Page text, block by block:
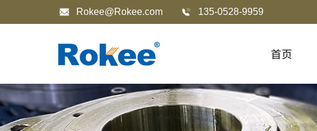
Rokee@Rokee.com 135-0528-9959
首页